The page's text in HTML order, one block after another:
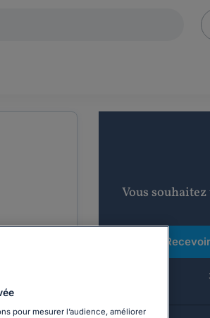
Vous
pour mesurer l’audience, améliorer